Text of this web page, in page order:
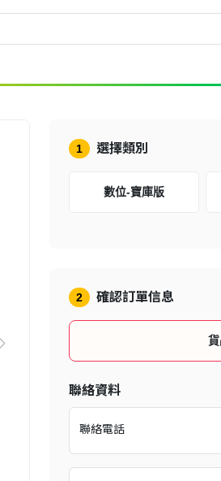
1 選擇類別
數位-寶庫版
2 確認訂單信息
聯絡資料
聯絡電話